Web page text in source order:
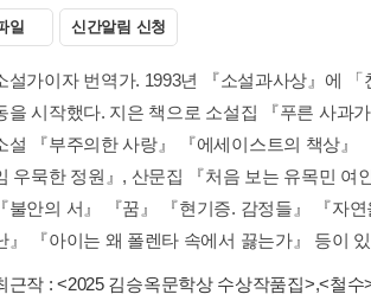
일 신간알림 신청
설가이자 번역가. 1993년 『소설과사상』에
을 시작했다. 지은 책으로 소설집 『푸른 사과
설 『부주의한 사랑』 『에세이스트의 책상』
우묵한 정원』, 산문집 『처음 보는 유목민 여
『불안의 서』 『꿈』 『현기증. 감정들』 『자
』 『아이는 왜 폴렌타 속에서 끓는가』 등이
근작 :<2025 김승옥문학상 수상작품집>,<철수